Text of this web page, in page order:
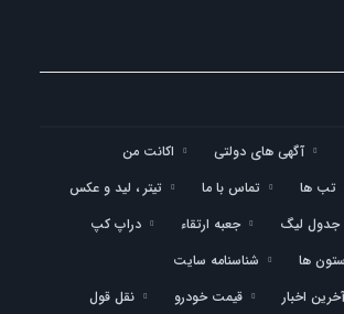
آگهی های دولتی
اکانت من
تب ها تماس با ما
تیتر ، لید و عکس
جدول لیگ جعبه ارتقاء
دراپ کپ
ستون ها
شناسنامه سایت
اخبار
قیمت خودرو نقل قول